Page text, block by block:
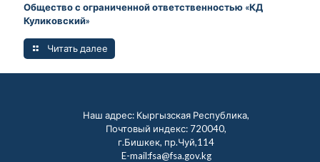
Общество с ограниченной ответственностью «КД
Куликовский»
Читать далее
Наш адрес: Кыргызская Республика,
Почтовый индекс: 720040,
г.Бишкек, пр.Чуй,114
E-mail:fsa@fsa.gov.kg